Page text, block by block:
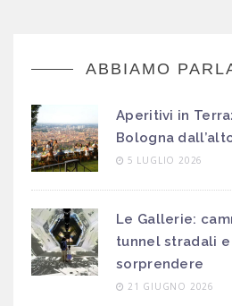
ABBIAMO
Aperitivi in
Bologna
5 LUGLIO 2026
Le Gallerie:
tunnel stradali
sorprendere
21 GIUGNO 2026